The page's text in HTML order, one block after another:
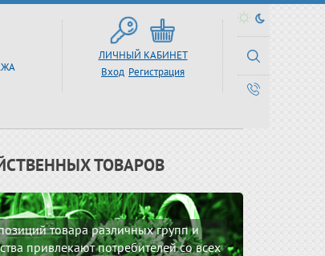
ЛИЧНЫЙ КАБИНЕТ
Вход Регистрация
ТОВАРОВ
товара различных групп и
привлекают потребителей со всех